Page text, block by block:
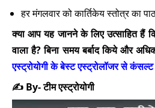
हर मंगलवार को कार्तिकेय स्तोत्र का
क्या आप यह जानने के लिए उत्साहित हैं
वाला है? बिना समय बर्बाद किये और
एस्ट्रोयोगी के बेस्ट एस्ट्रोलॉजर से
✍️ By- टीम एस्ट्रोयोगी